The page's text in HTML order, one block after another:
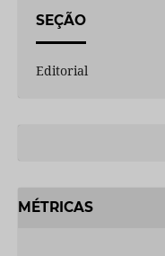
SEÇÃO
Editorial
MÉTRICAS